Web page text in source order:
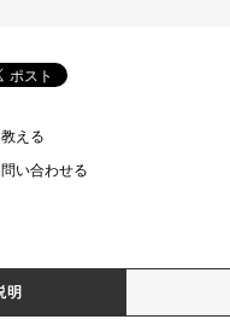
える
い合わせる
明